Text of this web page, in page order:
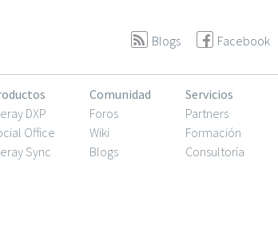
Blogs Facebook
DXP
Office
Sync
Comunidad
Foros
Wiki
Blogs
Servicios
Partners
Formación
Consultoría